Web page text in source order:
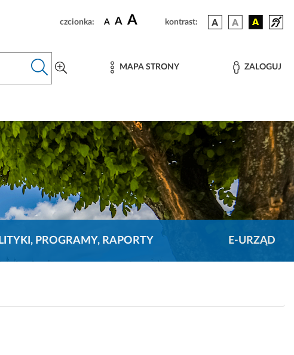
czcionka: A A A kontrast:
MAPA STRONY ZALOGUJ
PROGRAMY, RAPORTY E-URZĄD